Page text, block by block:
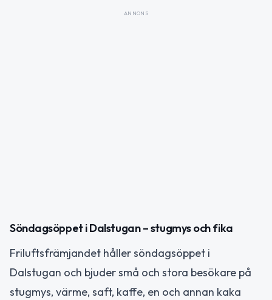
ANNONS
Söndagsöppet i Dalstugan – stugmys och fika
Friluftsfrämjandet håller söndagsöppet i
Dalstugan och bjuder små och stora besökare på
stugmys, värme, saft, kaffe, en och annan kaka